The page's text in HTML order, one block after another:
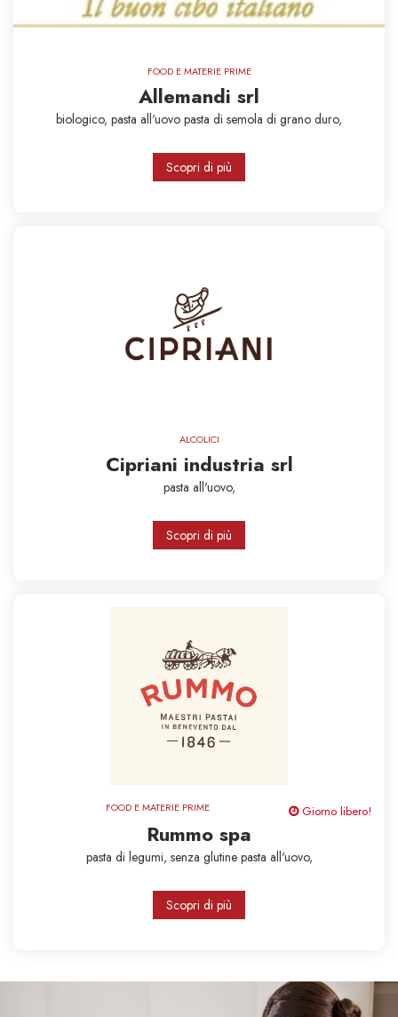
FOOD E MATERIE PRIME
Allemandi srl
biologico, pasta all'uovo pasta di semola di grano duro,
Scopri di più
ALCOLICI
Cipriani industria srl
pasta all'uovo,
Scopri di più
FOOD E MATERIE PRIME Giorno libero!
Rummo spa
pasta di legumi, senza glutine pasta all'uovo,
Scopri di più